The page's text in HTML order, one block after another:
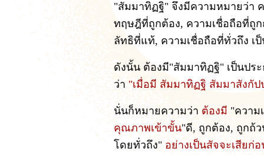
"สัมมาทิฏฐิ" จึงมีความหมายว่า
ทฤษฎีที่ถูกต้อง, ความเชื่อถือที่ถู
ลัทธิที่แท้, ความเชื่อถือที่ทั่วถึง เ
ดังนั้น ต้องมี"สัมมาทิฏฐิ" เป็นปร
ว่า "เมื่อมี สัมมาทิฏฐิ สัมมาสังกัป
นั่นก็หมายความว่า ต้องมี "ความ
คุณภาพเข้าขั้น"ดี, ถูกต้อง, ถูกถ้
โดยทั่วถึง" อย่างเป็นสัจจะเสียก่